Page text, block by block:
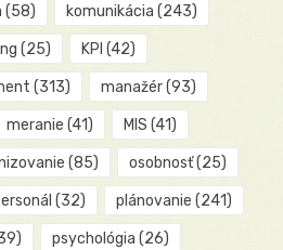
(58) komunikácia (243)
(25) KPI (42)
(313) manažér(93)
meranie (41) MIS (41)
(85) osobnosť(25)
(32) plánovanie (241)
psychológia (26)